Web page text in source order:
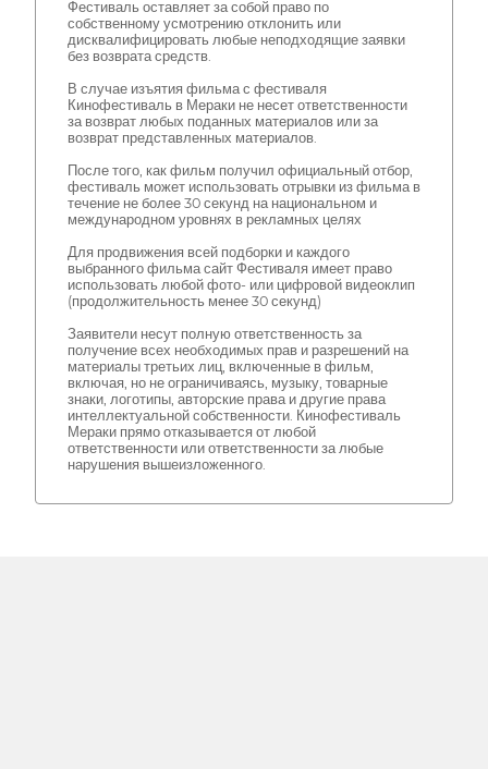
Фестиваль оставляет за собой право по
собственному усмотрению отклонить или
дисквалифицировать любые неподходящие заявки
без возврата средств.
В случае изъятия фильма с фестиваля
Кинофестиваль в Мераки не несет ответственности
за возврат любых поданных материалов или за
возврат представленных материалов.
После того, как фильм получил официальный отбор,
фестиваль может использовать отрывки из фильма в
течение не более 30 секунд на национальном и
международном уровнях в рекламных целях
Для продвижения всей подборки и каждого
выбранного фильма сайт Фестиваля имеет право
использовать любой фото- или цифровой видеоклип
(продолжительность менее 30 секунд)
Заявители несут полную ответственность за
получение всех необходимых прав и разрешений на
материалы третьих лиц, включенные в фильм,
включая, но не ограничиваясь, музыку, товарные
знаки, логотипы, авторские права и другие права
интеллектуальной собственности. Кинофестиваль
Мераки прямо отказывается от любой
ответственности или ответственности за любые
нарушения вышеизложенного.